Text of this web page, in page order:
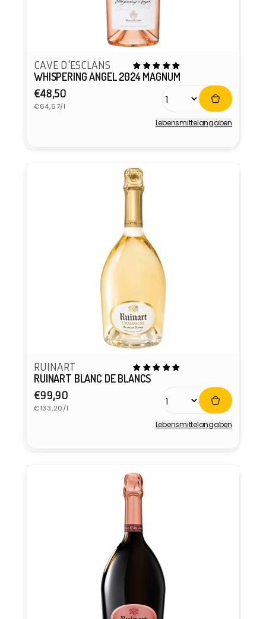
CAVE D'ESCLANS
WHISPERING ANGEL 2024 MAGNUM
Normaler
Preis
€48,50
Grundpreis
€64,67/l
Lebensmittel­angaben
RUINART
RUINART BLANC DE BLANCS
Normaler
Preis
€99,90
Grundpreis
€133,20/l
Lebensmittel­angaben